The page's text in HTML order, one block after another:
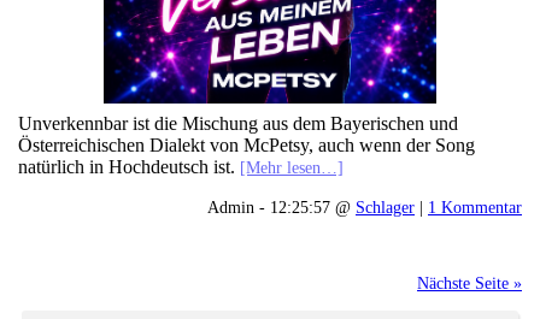
Unverkennbar ist die Mischung aus dem Bayerischen und
Österreichischen Dialekt von McPetsy, auch wenn der Song
natürlich in Hochdeutsch ist. [Mehr lesen…]
Admin - 12:25:57 @ Schlager | 1 Kommentar
Nächste Seite »